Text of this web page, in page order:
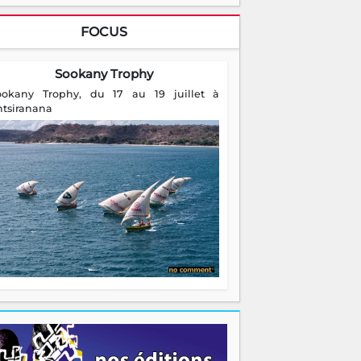
FOCUS
Sookany Trophy
Trophy, du 17 au 19 juillet à